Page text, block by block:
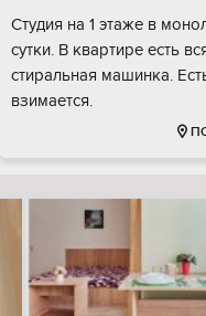
Студия на 1 этаже в
сутки. В квартире есть
стиральная машинка.
взимается.